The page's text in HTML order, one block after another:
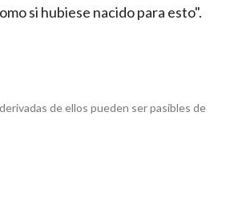
si hubiese nacido para esto".
de ellos pueden ser pasibles de